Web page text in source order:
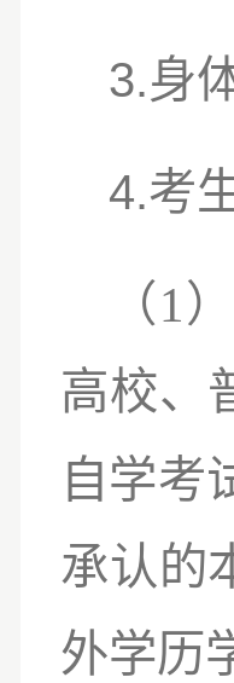
3.身
4.考
（1 ）
高校、
自学考
承认的
外学历